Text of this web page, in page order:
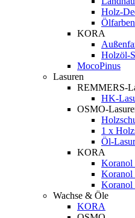
Holz-
Ölfarben
KORA
Holzöl-
MocoPinus
Lasuren
REMMERS-
HK-
OSMO-
1 x
Öl-
KORA
Koranol
Koranol
Koranol
Wachse & Öle
KORA